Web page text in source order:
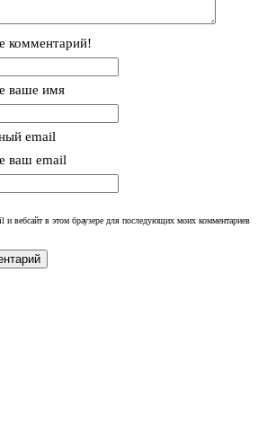
комментарий!
ваше имя
email
ваш email
вебсайт в этом браузере для последующих моих комментариев